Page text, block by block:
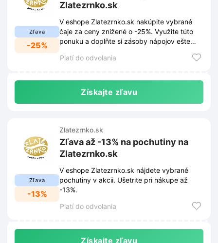
Zľava
-25%
Zlatezrnko.sk
V eshope Zlatezrnko.sk nakúpite vybrané
čaje za ceny znížené o -25%. Využite túto
ponuku a doplňte si zásoby nápojov ešte
Platí do odvolania
Získajte zľavu
Zľava
-13%
Zlatezrnko.sk
Zľava až -13% na pochutiny na
Zlatezrnko.sk
V eshope Zlatezrnko.sk nájdete vybrané
pochutiny v akcii. Ušetrite pri nákupe až
-13%.
Platí do odvolania
Získajte zľavu